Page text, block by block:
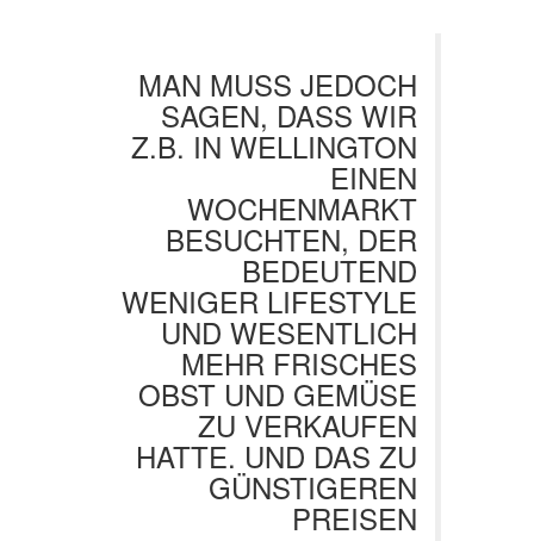
MAN MUSS JEDOCH
SAGEN, DASS WIR
Z.B. IN WELLINGTON
EINEN
WOCHENMARKT
BESUCHTEN, DER
BEDEUTEND
WENIGER LIFESTYLE
UND WESENTLICH
MEHR FRISCHES
OBST UND GEMÜSE
ZU VERKAUFEN
HATTE. UND DAS ZU
GÜNSTIGEREN
PREISEN